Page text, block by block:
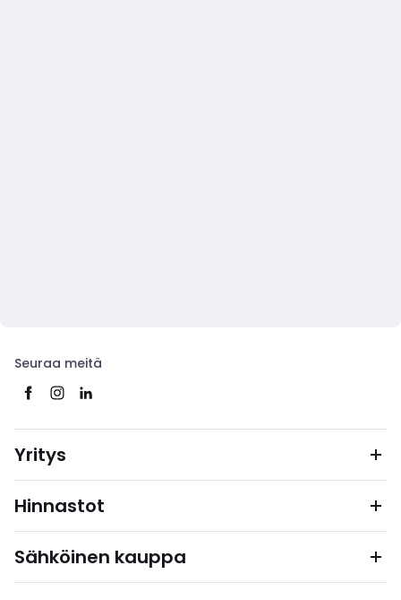
Seuraa meitä
Yritys
Hinnastot
Sähköinen kauppa